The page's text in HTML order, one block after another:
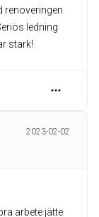
renoveringen
ledning
stark!
2023-02-02
arbete jätte